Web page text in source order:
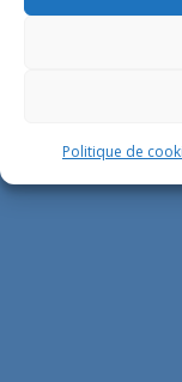
Politique de